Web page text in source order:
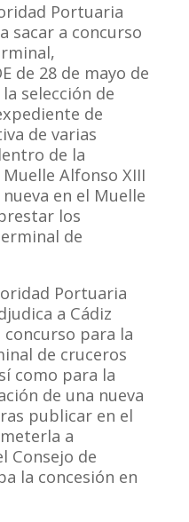
Portuaria
sacar a concurso
de 28 de mayo de
selección de
de
de varias
de la
Alfonso XIII
en el Muelle
los
de
Portuaria
a Cádiz
concurso para la
de cruceros
como para la
de una nueva
publicar en el
a
Consejo de
la concesión en